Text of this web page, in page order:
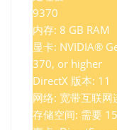
9370
内存: 8 GB RAM
显卡: NVIDIA®
370, or higher
DirectX 版本: 11
网络: 宽带互联网
存储空间: 需要